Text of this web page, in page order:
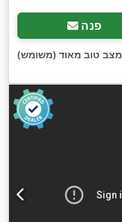
פנה
מצב טוב מאוד (משומש)